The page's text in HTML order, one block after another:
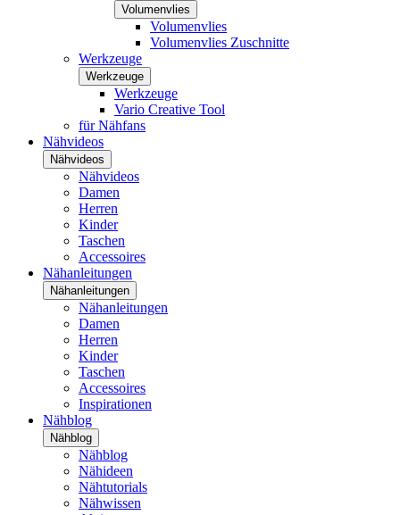
Volumenvlies
Volumenvlies
Volumenvlies Zuschnitte
Werkzeuge
Werkzeuge
Werkzeuge
Vario Creative Tool
für Nähfans
Nähvideos
Nähvideos
Nähvideos
Damen
Herren
Kinder
Taschen
Accessoires
Nähanleitungen
Nähanleitungen
Nähanleitungen
Damen
Herren
Kinder
Taschen
Accessoires
Inspirationen
Nähblog
Nähblog
Nähblog
Nähideen
Nähtutorials
Nähwissen